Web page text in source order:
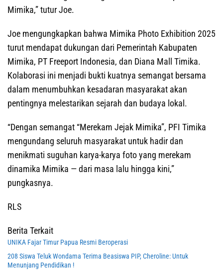
Mimika,” tutur Joe.
Joe mengungkapkan bahwa Mimika Photo Exhibition 2025
turut mendapat dukungan dari Pemerintah Kabupaten
Mimika, PT Freeport Indonesia, dan Diana Mall Timika.
Kolaborasi ini menjadi bukti kuatnya semangat bersama
dalam menumbuhkan kesadaran masyarakat akan
pentingnya melestarikan sejarah dan budaya lokal.
“Dengan semangat “Merekam Jejak Mimika”, PFI Timika
mengundang seluruh masyarakat untuk hadir dan
menikmati suguhan karya-karya foto yang merekam
dinamika Mimika — dari masa lalu hingga kini,”
pungkasnya.
RLS
Berita Terkait
UNIKA Fajar Timur Papua Resmi Beroperasi
208 Siswa Teluk Wondama Terima Beasiswa PIP, Cheroline: Untuk
Menunjang Pendidikan !